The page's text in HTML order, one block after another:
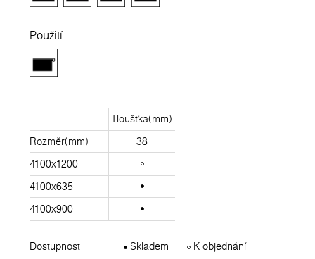
Použití
Tloušťka(mm)
Rozměr(mm)
38
4100x1200
4100x635
4100x900
Dostupnost Skladem K objednání